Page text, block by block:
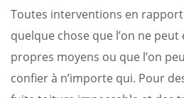
Toutes interventions en rapport
quelque chose que l’on ne
propres moyens ou que l’on
confier à n’importe qui. Pour